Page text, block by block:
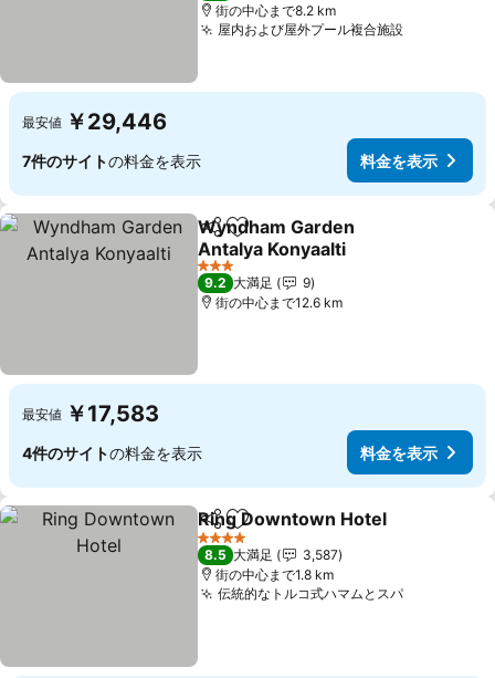
街の中心まで8.2 km
屋内および屋外プール複合施設料金を表示
最安値 ￥29,446
7件のサイトの料金を表示 料金を表示
シェアお気に入りに追加
Wyndham Garden
Antalya Konyaalti
料金を表示
3 ホテルのランク
9.2 大満足
9
街の中心まで12.6 km
最安値 ￥17,583
4件のサイトの料金を表示 料金を表示
シェアお気に入りに追加
Ring Downtown Hotel
4 ホテルのランク
8.5 大満足
3,587
街の中心まで1.8 km
伝統的なトルコ式ハマムとスパ料金を表示